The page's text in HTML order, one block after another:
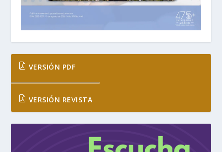
VERSIÓN PDF
VERSIÓN REVISTA